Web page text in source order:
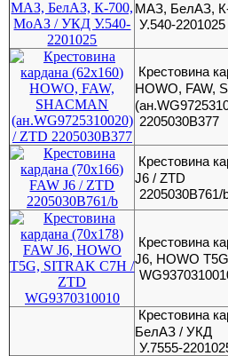
МАЗ, БелАЗ,
У.540-2201025
Крестовина
HOWO, FAW,
2205030B377
Крестовина
J6 / ZTD
2205030B761/
Крестовина
J6, HOWO
Крестовина
БелАЗ / УКД
У.7555-